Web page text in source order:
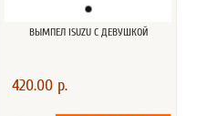
ВЫМПЕЛ ISUZU С ДЕВУШКОЙ
420.00 р.